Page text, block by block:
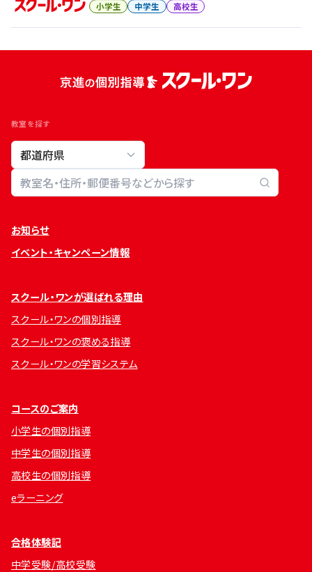
小学生 中学生 高校生
教室を探す
教室検索
お知らせ
イベント・キャンペーン情報
スクール・ワンが選ばれる理由
スクール・ワンの個別指導
スクール・ワンの褒める指導
スクール・ワンの学習システム
コースのご案内
小学生の個別指導
中学生の個別指導
高校生の個別指導
eラーニング
合格体験記
中学受験/高校受験